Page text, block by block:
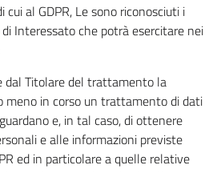
al GDPR, Le sono riconosciuti i
Interessato che potrà esercitare nei
dal Titolare del trattamento la
meno in corso un trattamento di dati
e, in tal caso, di ottenere
e alle informazioni previste
ed in particolare a quelle relative